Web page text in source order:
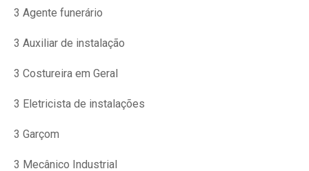
3 Agente funerário
3 Auxiliar de instalação
3 Costureira em Geral
3 Eletricista de instalações
3 Garçom
3 Mecânico Industrial